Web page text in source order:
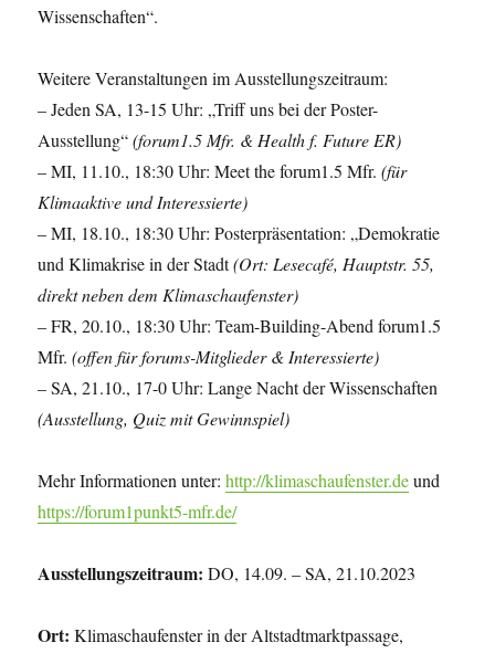
Wissenschaften“.
Weitere Veranstaltungen im Ausstellungszeitraum:
– Jeden SA, 13-15 Uhr: „Triff uns bei der Poster-
Ausstellung“(forum1.5 Mfr. & Health f. Future ER)
– MI, 11.10., 18:30 Uhr: Meet the forum1.5 Mfr.(für
Klimaaktive und Interessierte)
– MI, 18.10., 18:30 Uhr: Posterpräsentation: „Demokratie
und Klimakrise in der Stadt(Ort: Lesecafé, Hauptstr. 55,
direkt neben dem Klimaschaufenster)
– FR, 20.10., 18:30 Uhr: Team-Building-Abend forum1.5
Mfr.(offen für forums-Mitglieder & Interessierte)
– SA, 21.10., 17-0 Uhr: Lange Nacht der Wissenschaften
(Ausstellung, Quiz mit Gewinnspiel)
Mehr Informationen unter:http://klimaschaufenster.deund
https://forum1punkt5-mfr.de/
Ausstellungszeitraum: DO, 14.09. – SA, 21.10.2023
Ort: Klimaschaufenster in der Altstadtmarktpassage,